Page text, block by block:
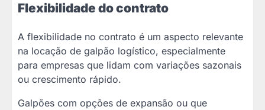
Flexibilidade do contrato
A flexibilidade no contrato é um aspecto relevante
na locação de galpão logístico, especialmente
para empresas que lidam com variações sazonais
ou crescimento rápido.
Galpões com opções de expansão ou que